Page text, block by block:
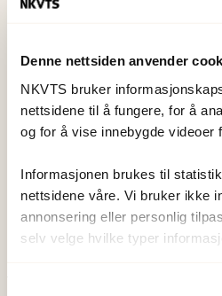
Denne nettsiden anvender
NKVTS bruker
nettsidene til å fungere, for å
og for å vise innebygde videoer
Informasjonen brukes til
nettsidene våre. Vi bruker ikke
annonsering eller personlig
selv velge hvilke typer
NKVTS utvikler og sprer
til å forebygge og redusere
sosiale konsekvensene
stress kan medføre.